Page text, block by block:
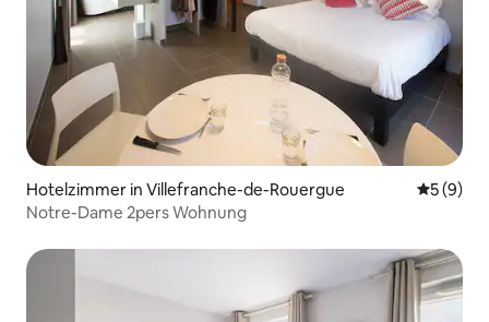
Hotelzimmer in Villefranche-de-Rouergue
5 (9)
Notre-Dame 2pers Wohnung